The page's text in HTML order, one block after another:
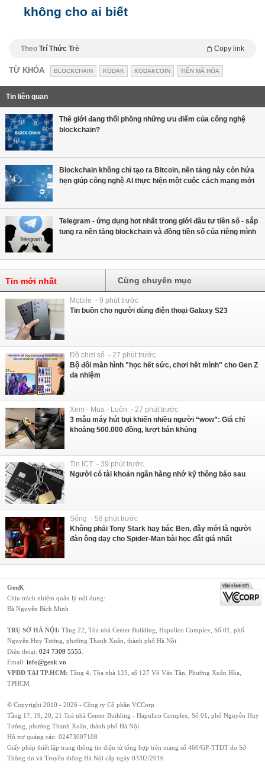
không cho ai biết
Theo Trí Thức Trẻ Copy link
TỪ KHÓA BLOCKCHAIN KODAK KODAKCOIN TIỀN MÃ HÓA
Tin liên quan
Thế giới đang thổi phồng những ưu điểm của công nghệ
blockchain?
Blockchain không chỉ tạo ra Bitcoin, nền tảng này còn hứa
hẹn giúp công nghệ AI thực hiện một cuộc cách mạng mới
Telegram - ứng dụng hot nhất trong giới đầu tư tiền số - sắp
tung ra nền tảng blockchain và đồng tiền số của riêng mình
Tin mới nhất Cùng chuyên mục
Mobile - 9 phút trước
Tin buồn cho người dùng điện thoại Galaxy S23
Đồ chơi số - 27 phút trước
Bộ đôi màn hình "học hết sức, chơi hết mình" cho Gen Z
đa nhiệm
Xem - Mua - Luôn - 27 phút trước
3 mẫu máy hút bụi khiến nhiều người “wow”: Giá chỉ
khoảng 500.000 đồng, lượt bán khủng
Tin ICT - 39 phút trước
Người có tài khoản ngân hàng nhớ kỹ thông báo sau
Sống - 58 phút trước
Không phải Tony Stark hay bác Ben, đây mới là người
đàn ông dạy cho Spider-Man bài học đắt giá nhất
GenK
Chịu trách nhiệm quản lý nội dung:
Bà Nguyễn Bích Minh
TRỤ SỞ HÀ NỘI: Tầng 22, Tòa nhà Center Building, Hapulico Complex, Số 01, phố
Nguyễn Huy Tưởng, phường Thanh Xuân, thành phố Hà Nội
Điện thoại: 024 7309 5555
Email: info@genk.vn
VPĐD TẠI TP.HCM: Tầng 4, Tòa nhà 123, số 127 Võ Văn Tần, Phường Xuân Hòa,
TPHCM
© Copyright 2010 - 2026 - Công ty Cổ phần VCCorp
Tầng 17, 19, 20, 21 Toà nhà Center Building - Hapulico Complex, Số 01, phố Nguyễn Huy
Tưởng, phường Thanh Xuân, thành phố Hà Nội
Hỗ trợ quảng cáo: 02473007108
Giấy phép thiết lập trang thông tin điện tử tổng hợp trên mạng số 460/GP-TTĐT do Sở
Thông tin và Truyền thông Hà Nội cấp ngày 03/02/2016